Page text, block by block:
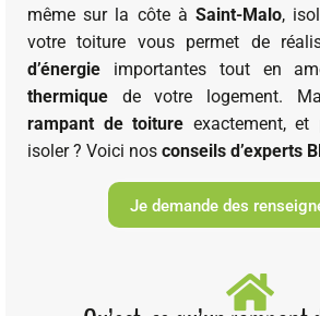
même sur la côte àSaint-Malo,
votre toiture vous permet de
d’énergie importantes tout en
thermique de votre logement.
rampant de toiture exactement,
isoler ? Voici nos conseils d’experts
Je demande des